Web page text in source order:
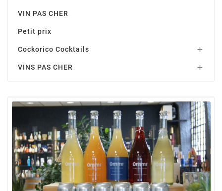
VIN PAS CHER
Petit prix
Cockorico Cocktails 
VINS PAS CHER 